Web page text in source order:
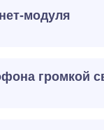
модуля
громкой